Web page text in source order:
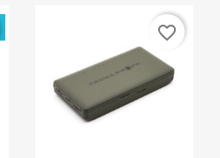
favorite_border